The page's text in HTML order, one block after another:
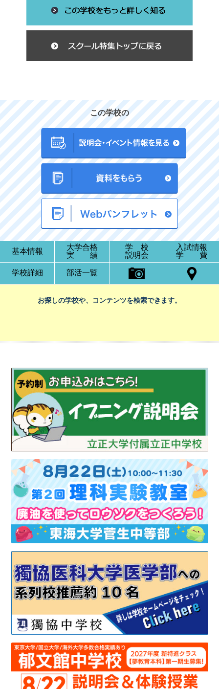
この学校の
基本情報
大学合格
実 績
学 校
説明会
入試情報
学 費
学校詳細 部活一覧
お探しの学校や、コンテンツを検索できます。